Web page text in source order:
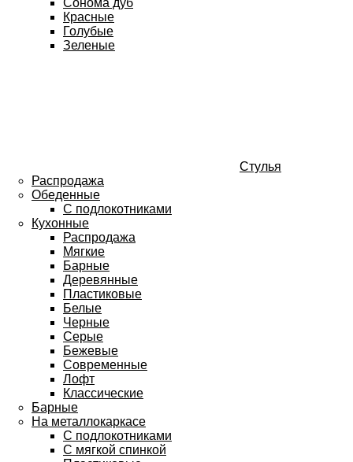
Сонома дуб
Красные
Голубые
Зеленые
Стулья
Распродажа
Обеденные
С подлокотниками
Кухонные
Распродажа
Мягкие
Барные
Деревянные
Пластиковые
Белые
Черные
Серые
Бежевые
Современные
Лофт
Классические
Барные
На металлокаркасе
С подлокотниками
С мягкой спинкой